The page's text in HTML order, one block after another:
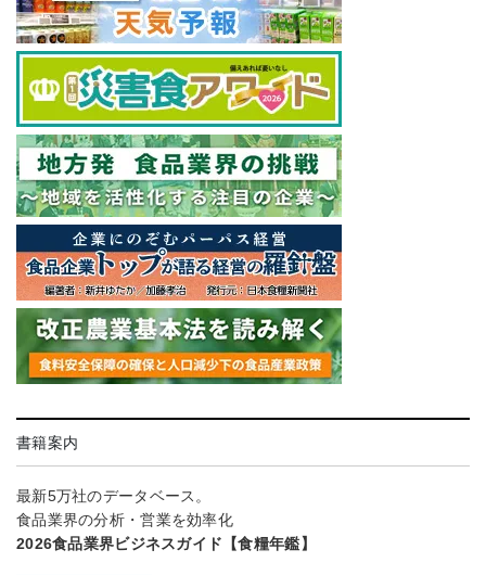
書籍案内
最新5万社のデータベース。
食品業界の分析・営業を効率化
2026食品業界ビジネスガイド【食糧年鑑】